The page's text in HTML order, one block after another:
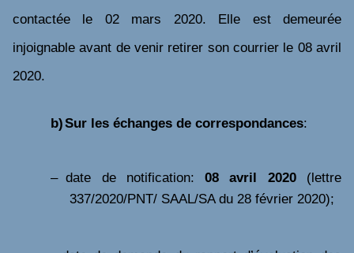
contactée le 02 mars 2020. Elle est demeurée
injoignable avant de venir retirer son courrier le 08 avril
2020.
b)Sur les échanges de correspondances:
– date de notification:08 avril 2020(lettre
337/2020/PNT/ SAAL/SA du 28 février 2020);